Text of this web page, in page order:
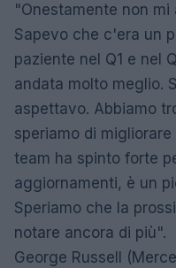
"Onestamente non
Sapevo che c'era un
paziente nel Q1 e nel
andata molto meglio.
aspettavo. Abbiamo
speriamo di
team ha spinto forte
aggiornamenti, è un
Speriamo che la
notare ancora di più".
George Russell